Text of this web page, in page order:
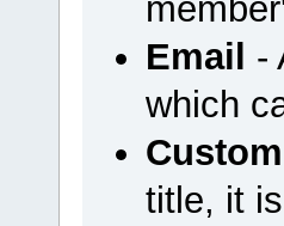
Email -
which
title, it